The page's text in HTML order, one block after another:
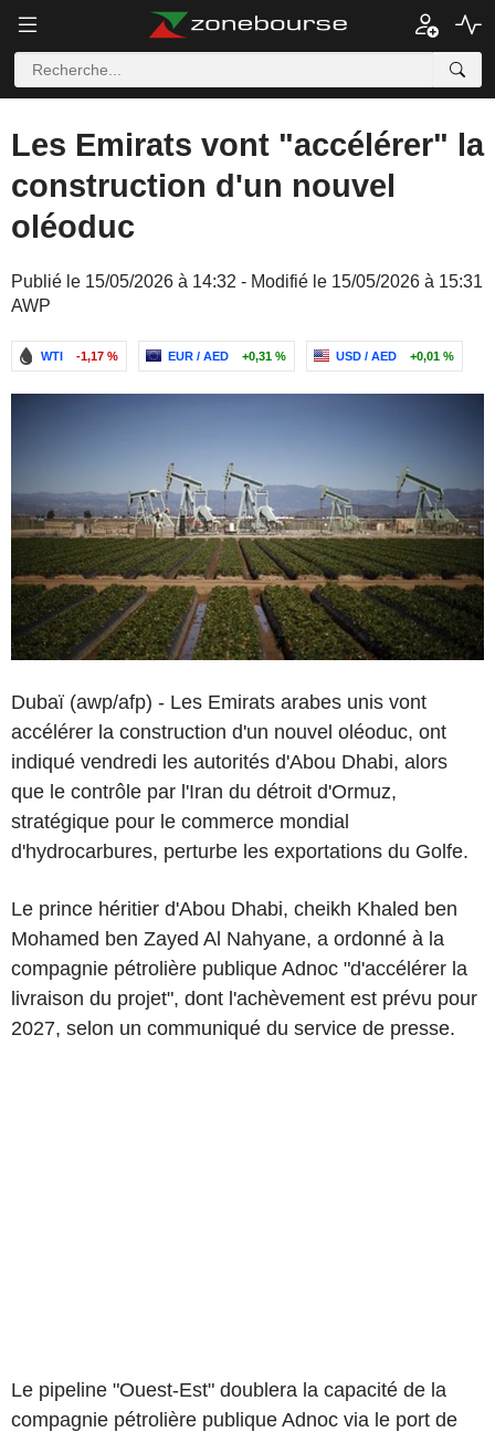
Les Emirats vont "accélérer" la
construction d'un nouvel
oléoduc
Publié le 15/05/2026 à 14:32 - Modifié le 15/05/2026 à 15:31
AWP
WTI -1,17 % EUR / AED +0,31 % USD / AED +0,01 %
Dubaï (awp/afp) - Les Emirats arabes unis vont
accélérer la construction d'un nouvel oléoduc, ont
indiqué vendredi les autorités d'Abou Dhabi, alors
que le contrôle par l'Iran du détroit d'Ormuz,
stratégique pour le commerce mondial
d'hydrocarbures, perturbe les exportations du Golfe.
Le prince héritier d'Abou Dhabi, cheikh Khaled ben
Mohamed ben Zayed Al Nahyane, a ordonné à la
compagnie pétrolière publique Adnoc "d'accélérer la
livraison du projet", dont l'achèvement est prévu pour
2027, selon un communiqué du service de presse.
Le pipeline "Ouest-Est" doublera la capacité de la
compagnie pétrolière publique Adnoc via le port de